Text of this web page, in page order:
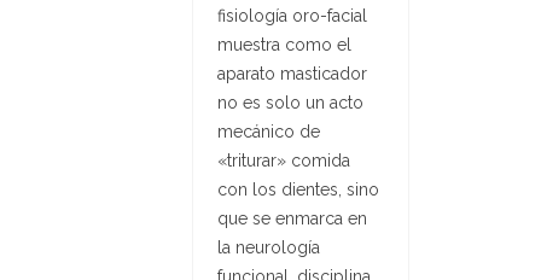
fisiología oro-facial
muestra como el
aparato masticador
no es solo un acto
mecánico de
«triturar» comida
con los dientes, sino
que se enmarca en
la neurología